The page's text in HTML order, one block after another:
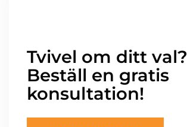
Tvivel om ditt val?
Beställ en gratis
konsultation!